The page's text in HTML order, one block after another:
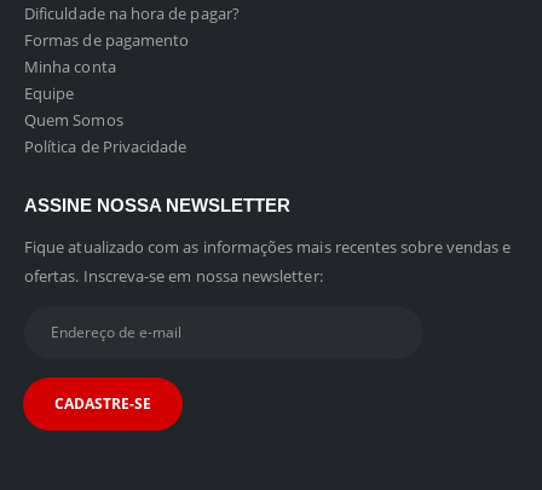
Dificuldade na hora de pagar?
Formas de pagamento
Minha conta
Equipe
Quem Somos
Política de Privacidade
ASSINE NOSSA NEWSLETTER
Fique atualizado com as informações mais recentes sobre vendas e
ofertas. Inscreva-se em nossa newsletter: